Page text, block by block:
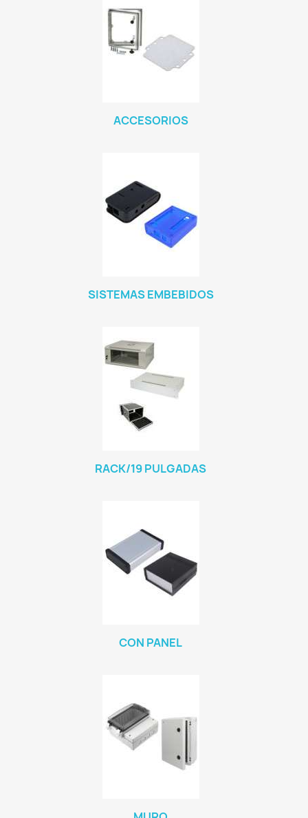
ACCESORIOS
SISTEMAS EMBEBIDOS
RACK/19 PULGADAS
CON PANEL